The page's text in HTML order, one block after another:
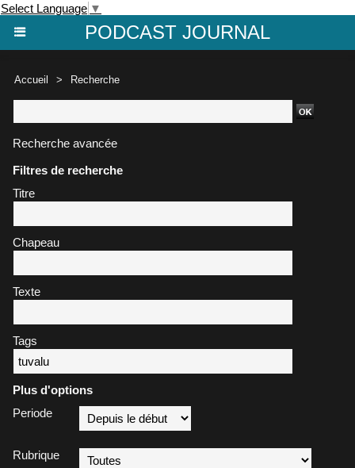
Select Language ▼
PODCAST JOURNAL
Accueil > Recherche
Recherche avancée
Filtres de recherche
Titre
Chapeau
Texte
Tags
Plus d'options
Periode
Rubrique